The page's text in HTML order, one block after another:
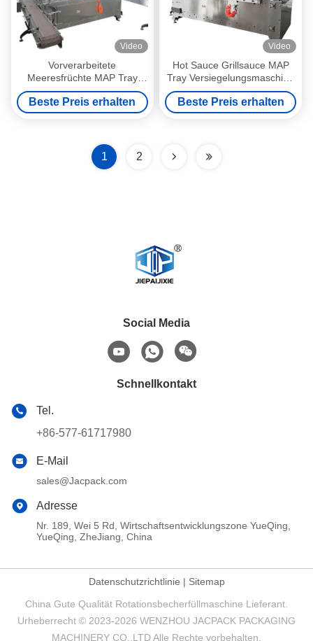
Video
Vorverarbeitete
Meeresfrüchte MAP Tray
Versiegelungssystem
Beste Preis erhalten
Video
Hot Sauce Grillsauce MAP
Tray Versiegelungsmaschine
für
Lebensmittelverpackungen
Beste Preis erhalten
1 2
Social Media
Schnellkontakt
Tel.
+86-577-61717980
E-Mail
sales@Jacpack.com
Adresse
Nr. 189, Wei 5 Rd, Wirtschaftsentwicklungszone YueQing,
YueQing, ZheJiang, China
Datenschutzrichtlinie | Sitemap
China Gute Qualität Rotationsbecherfüllmaschine Lieferant.
Urheberrecht © 2023-2026 WENZHOU JACPACK PACKAGING
MACHINERY CO.,LTD Alle Rechte vorbehalten.